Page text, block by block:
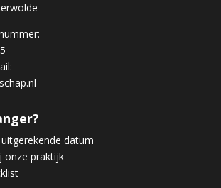
datum
onze praktijk